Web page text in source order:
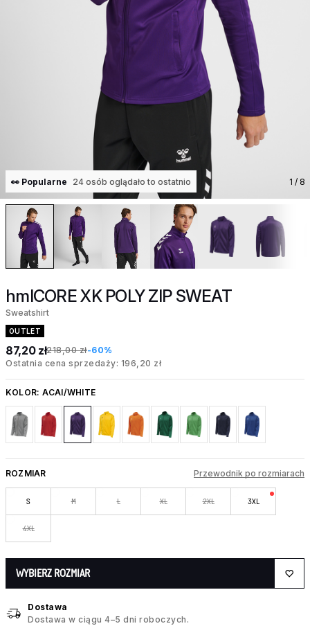
👀 Popularne 24 osób oglądało to ostatnio 1 / 8
hmlCORE XK POLY ZIP SWEAT
Sweatshirt
OUTLET
87,20 zł218,00 zł-60%
Ostatnia cena sprzedaży: 196,20 zł
KOLOR: ACAI/WHITE
ROZMIAR Przewodnik po rozmiarach
S M L XL 2XL 3XL
4XL
WYBIERZ ROZMIAR
Dostawa
Dostawa w ciągu 4–5 dni roboczych.